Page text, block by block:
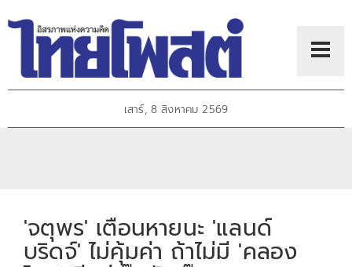
เสาร์, 8 สิงหาคม 2569
'จตุพร' เตือนหายนะ 'แลนด์
บริดจ์' ไม่คุ้มค่า ถ้าไม่มี 'คลอง